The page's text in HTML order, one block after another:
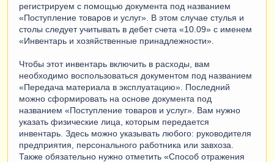
регистрируем с помощью документа под названием
«Поступление товаров и услуг». В этом случае стулья и
столы следует учитывать в дебет счета «10.09» с именем
«Инвентарь и хозяйственные принадлежности».
Чтобы этот инвентарь включить в расходы, вам
необходимо воспользоваться документом под названием
«Передача материала в эксплуатацию». Последний
можно сформировать на основе документа под
названием «Поступление товаров и услуг». Вам нужно
указать физические лица, которым передается
инвентарь. Здесь можно указывать любого: руководителя
предприятия, персонального работника или завхоза.
Также обязательно нужно отметить «Способ отражения